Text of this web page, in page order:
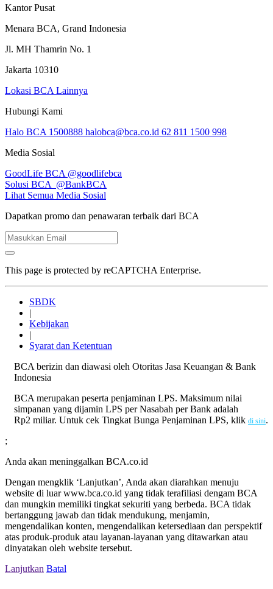
Kantor Pusat
Menara BCA, Grand Indonesia
Jl. MH Thamrin No. 1
Jakarta 10310
Lokasi BCA Lainnya
Hubungi Kami
Halo BCA 1500888 halobca@bca.co.id 62 811 1500 998
Media Sosial
GoodLife BCA @goodlifebca
Solusi BCA @BankBCA
Lihat Semua Media Sosial
Dapatkan promo dan penawaran terbaik dari BCA
This page is protected by reCAPTCHA Enterprise.
SBDK
|
Kebijakan
|
Syarat dan Ketentuan
BCA berizin dan diawasi oleh Otoritas Jasa Keuangan & Bank
Indonesia
BCA merupakan peserta penjaminan LPS. Maksimum nilai
simpanan yang dijamin LPS per Nasabah per Bank adalah
Rp2 miliar. Untuk cek Tingkat Bunga Penjaminan LPS, klik di sini.
;
Anda akan meninggalkan BCA.co.id
Dengan mengklik ‘Lanjutkan’, Anda akan diarahkan menuju
website di luar www.bca.co.id yang tidak terafiliasi dengam BCA
dan mungkin memiliki tingkat sekuriti yang berbeda. BCA tidak
bertanggung jawab dan tidak mendukung, menjamin,
mengendalikan konten, mengendalikan ketersediaan dan perspektif
atas produk-produk atau layanan-layanan yang ditawarkan atau
dinyatakan oleh website tersebut.
Lanjutkan Batal